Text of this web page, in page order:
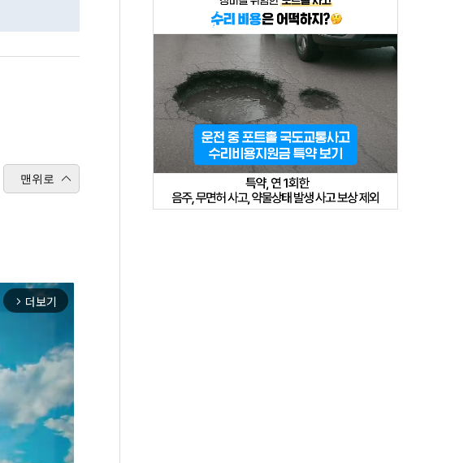
맨위로
arrow_forward_ios 더보기